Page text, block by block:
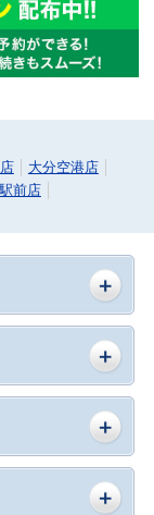
大分空港店
前店